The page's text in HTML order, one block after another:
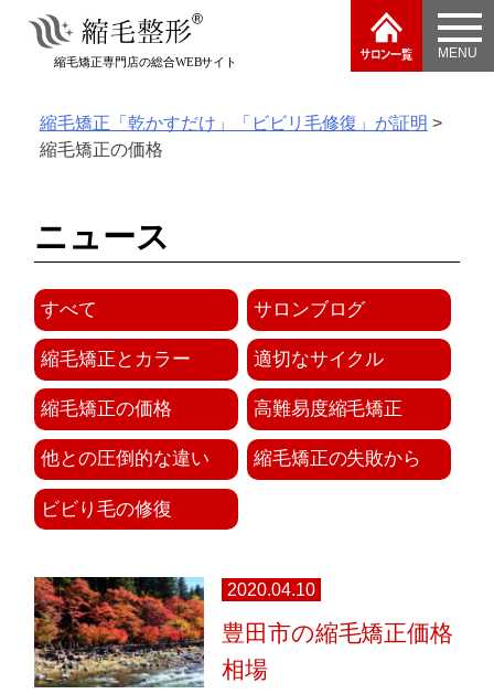
content縮毛矯正専門店の総合WEBサイト
縮毛矯正「乾かすだけ」「ビビリ毛修復」が証明 >
縮毛矯正の価格
ニュース
すべて サロンブログ
縮毛矯正とカラー 適切なサイクル
縮毛矯正の価格 高難易度縮毛矯正
他との圧倒的な違い 縮毛矯正の失敗から
ビビり毛の修復
2020.04.10
豊田市の縮毛矯正価格
相場